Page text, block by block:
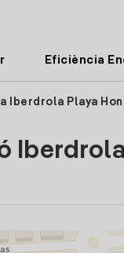
Eficiència
Iberdrola Playa